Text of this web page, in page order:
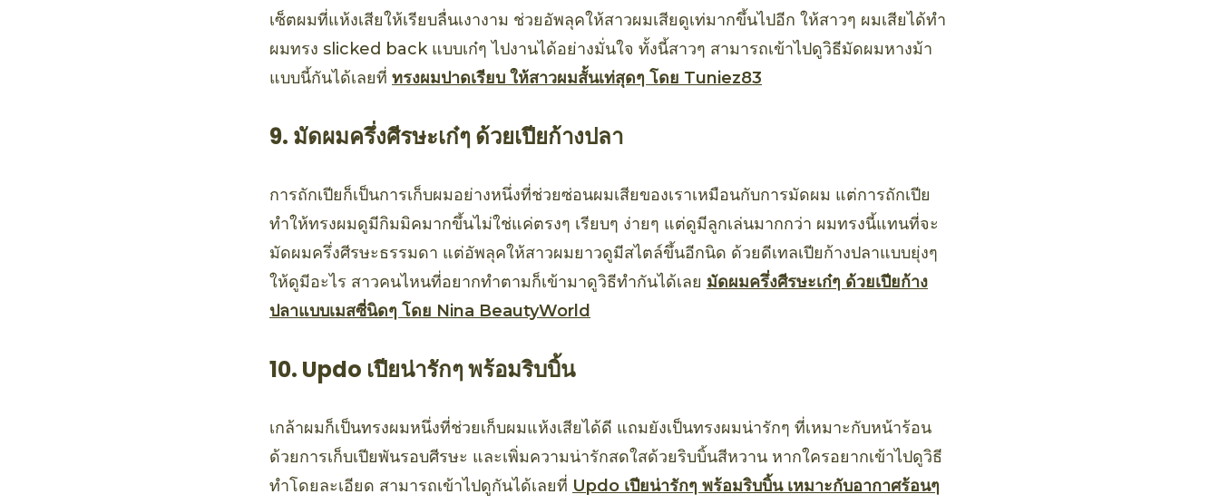
เซ็ตผมที่แห้งเสียให้เรียบลื่นเงางาม ช่วยอัพลุคให้สาวผมเสียดูเท่มากขึ้นไปอีก ให้สาวๆ ผมเสียได้ทำ
ผมทรง slicked back แบบเก๋ๆ ไปงานได้อย่างมั่นใจ ทั้งนี้สาวๆ สามารถเข้าไปดูวิธีมัดผมหางม้า
แบบนี้กันได้เลยที่ ทรงผมปาดเรียบ ให้สาวผมสั้นเท่สุดๆ โดย Tuniez83
9. มัดผมครึ่งศีรษะเก๋ๆ ด้วยเปียก้างปลา
การถักเปียก็เป็นการเก็บผมอย่างหนึ่งที่ช่วยซ่อนผมเสียของเราเหมือนกับการมัดผม แต่การถักเปีย
ทำให้ทรงผมดูมีกิมมิคมากขึ้นไม่ใช่แค่ตรงๆ เรียบๆ ง่ายๆ แต่ดูมีลูกเล่นมากกว่า ผมทรงนี้แทนที่จะ
มัดผมครึ่งศีรษะธรรมดา แต่อัพลุคให้สาวผมยาวดูมีสไตล์ขึ้นอีกนิด ด้วยดีเทลเปียก้างปลาแบบยุ่งๆ
ให้ดูมีอะไร สาวคนไหนที่อยากทำตามก็เข้ามาดูวิธีทำกันได้เลย มัดผมครึ่งศีรษะเก๋ๆ ด้วยเปียก้าง
ปลาแบบเมสซี่นิดๆ โดย Nina BeautyWorld
10. Updo เปียน่ารักๆ พร้อมริบบิ้น
เกล้าผมก็เป็นทรงผมหนึ่งที่ช่วยเก็บผมแห้งเสียได้ดี แถมยังเป็นทรงผมน่ารักๆ ที่เหมาะกับหน้าร้อน
ด้วยการเก็บเปียพันรอบศีรษะ และเพิ่มความน่ารักสดใสด้วยริบบิ้นสีหวาน หากใครอยากเข้าไปดูวิธี
ทำโดยละเอียด สามารถเข้าไปดูกันได้เลยที่ Updo เปียน่ารักๆ พร้อมริบบิ้น เหมาะกับอากาศร้อนๆ